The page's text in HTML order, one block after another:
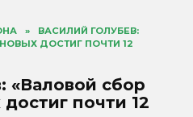
»
ВАСИЛИЙ ГОЛУБЕВ:
ДОСТИГ ПОЧТИ 12
«Валовой сбор
почти 12